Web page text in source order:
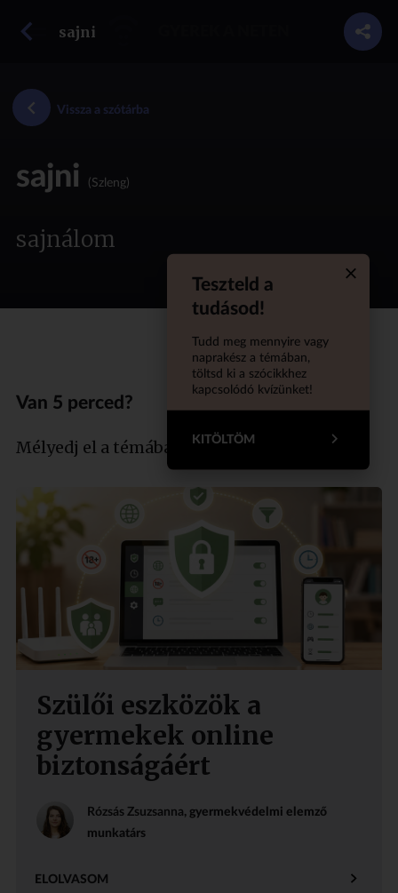
sajni
Vissza a szótárba
sajni (Szleng)
sajnálom
Teszteld a
tudásod!
Tudd meg mennyire vagy
naprakész a témában,
töltsd ki a szócikkhez
kapcsolódó kvízünket!
KITÖLTÖM
Van 5 perced?
Mélyedj el a témában szakértőnkkel!
Szülői eszközök a
gyermekek online
biztonságáért
Rózsás Zsuzsanna, gyermekvédelmi elemző
munkatárs
ELOLVASOM